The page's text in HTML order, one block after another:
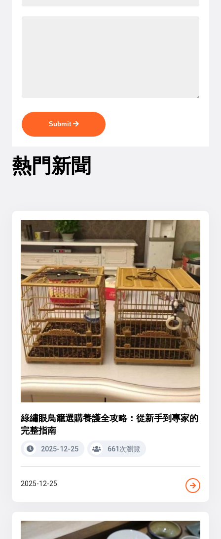
Submit
熱門新聞
綠繡眼鳥籠選購養護全攻略：從新手到專家的
完整指南
2025-12-25 661次瀏覽
2025-12-25